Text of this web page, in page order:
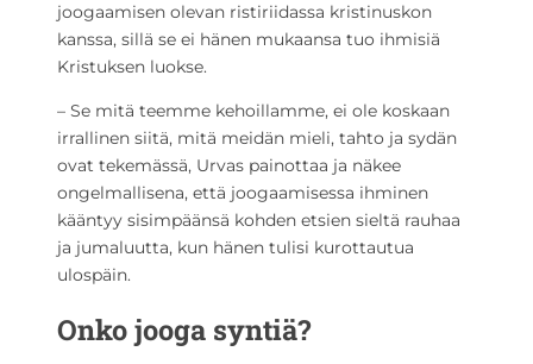
joogaamisen olevan ristiriidassa kristinuskon
kanssa, sillä se ei hänen mukaansa tuo ihmisiä
Kristuksen luokse.
– Se mitä teemme kehoillamme, ei ole koskaan
irrallinen siitä, mitä meidän mieli, tahto ja sydän
ovat tekemässä, Urvas painottaa ja näkee
ongelmallisena, että joogaamisessa ihminen
kääntyy sisimpäänsä kohden etsien sieltä rauhaa
ja jumaluutta, kun hänen tulisi kurottautua
ulospäin.
Onko jooga syntiä?